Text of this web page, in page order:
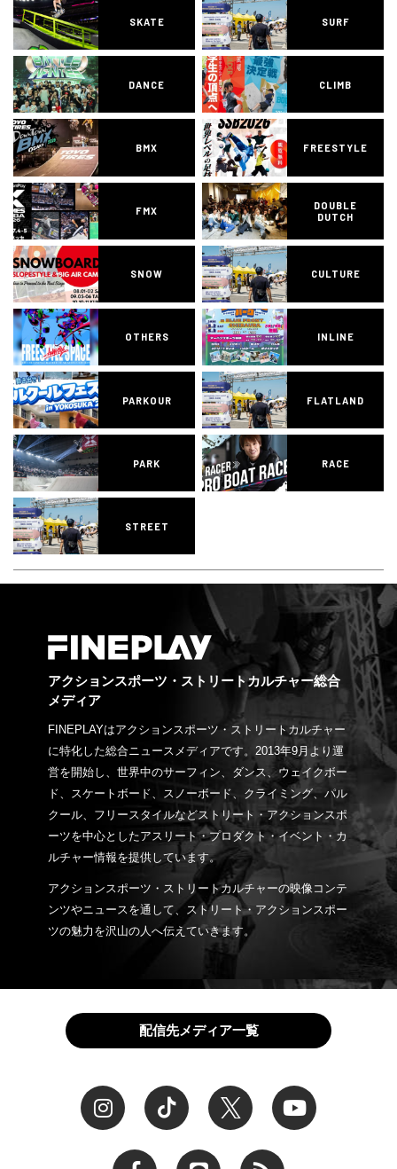
SKATE SURF
DANCE CLIMB
BMX FREESTYLE
FMX
DOUBLE
DUTCH
SNOW CULTURE
OTHERS INLINE
PARKOUR FLATLAND
PARK RACE
STREET
アクションスポーツ・ストリートカルチャー総合
メディア
FINEPLAYはアクションスポーツ・ストリートカルチャー
に特化した総合ニュースメディアです。2013年9月より運
営を開始し、世界中のサーフィン、ダンス、ウェイクボー
ド、スケートボード、スノーボード、クライミング、パル
クール、フリースタイルなどストリート・アクションスポ
ーツを中心としたアスリート・プロダクト・イベント・カ
ルチャー情報を提供しています。
アクションスポーツ・ストリートカルチャーの映像コンテ
ンツやニュースを通して、ストリート・アクションスポー
ツの魅力を沢山の人へ伝えていきます。
配信先メディア一覧